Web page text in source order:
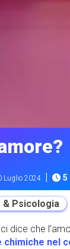
Luglio 2024 | 5
Psicologia
dice che
chimiche nel